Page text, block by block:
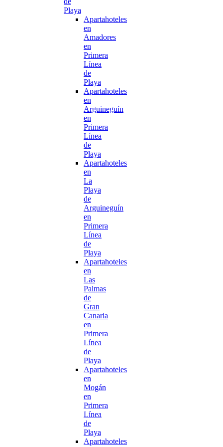
Playa
Apartahoteles
en
Amadores
en
Primera
Línea
de
Playa
Apartahoteles
en
Arguineguín
en
Primera
Línea
de
Playa
Apartahoteles
en
La
Playa
de
Arguineguín
en
Primera
Línea
de
Playa
Apartahoteles
en
Las
Palmas
de
Gran
Canaria
en
Primera
Línea
de
Playa
Apartahoteles
en
Mogán
en
Primera
Línea
de
Playa
Apartahoteles